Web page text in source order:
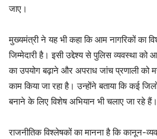
जाए।
मुख्यमंत्री ने यह भी कहा कि आम नागरिकों का
जिम्मेदारी है। इसी उद्देश्य से पुलिस व्यवस्था
का उपयोग बढ़ाने और अपराध जांच प्रणाली को
काम किया जा रहा है। उन्होंने बताया कि कई
बनाने के लिए विशेष अभियान भी चलाए जा रहे हैं।
राजनीतिक विश्लेषकों का मानना है कि कानून-